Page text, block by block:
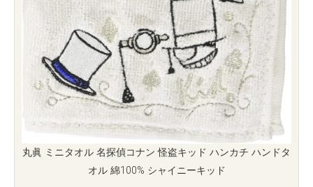
丸眞 ミニタオル 名探偵コナン 怪盗キッド ハンカチ ハンドタ
オル 綿100% シャイニーキッド